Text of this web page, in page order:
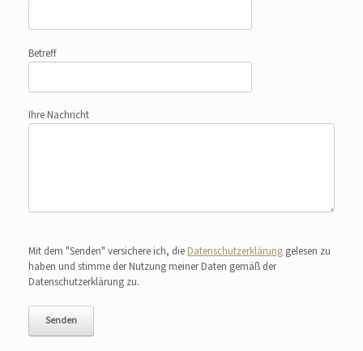
Betreff
Ihre Nachricht
Mit dem "Senden" versichere ich, die Datenschutzerklärung gelesen zu
haben und stimme der Nutzung meiner Daten gemäß der
Datenschutzerklärung zu.